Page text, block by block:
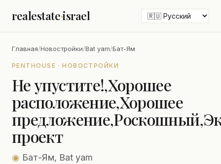
realestate·israel
Главная/Новостройки/Bat yam/Бат-Ям
PENTHOUSE · НОВОСТРОЙКИ
Не упустите!,Хорошее
расположение,Хорошее
проект
◉ Бат-Ям, Bat yam